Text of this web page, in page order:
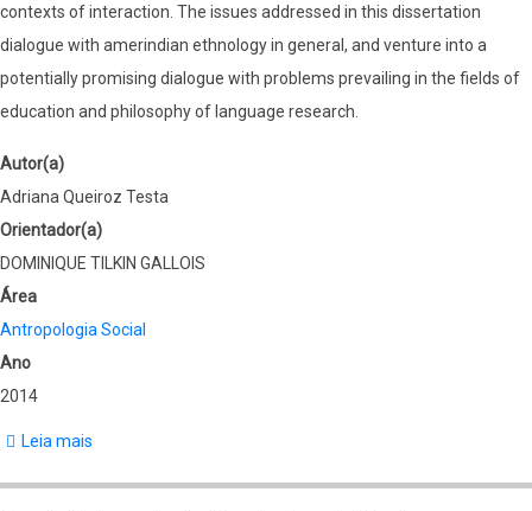
contexts of interaction. The issues addressed in this dissertation
dialogue with amerindian ethnology in general, and venture into a
potentially promising dialogue with problems prevailing in the fields of
education and philosophy of language research.
Autor(a)
Adriana Queiroz Testa
Orientador(a)
DOMINIQUE TILKIN GALLOIS
Área
Antropologia Social
Ano
2014
Leia mais